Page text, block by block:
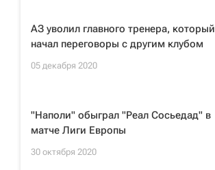
АЗ уволил главного тренера, который
начал переговоры с другим клубом
05 декабря 2020
"Наполи" обыграл "Реал Сосьедад" в
матче Лиги Европы
30 октября 2020